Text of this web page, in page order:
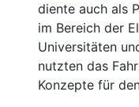
diente auch als
im Bereich der
Universitäten
nutzten das
Konzepte für